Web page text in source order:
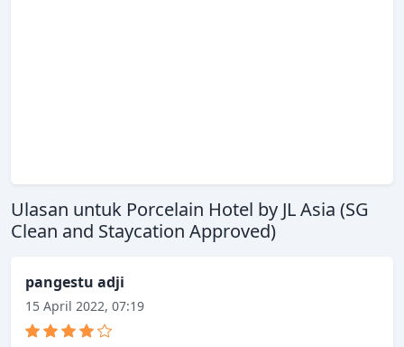
Ulasan untuk Porcelain Hotel by JL Asia (SG
Clean and Staycation Approved)
pangestu adji
15 April 2022, 07:19